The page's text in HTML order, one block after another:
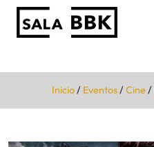
Inicio/ Eventos/Cine/